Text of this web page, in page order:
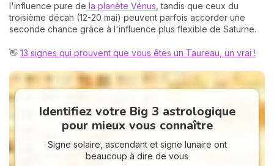
l'influence pure de la planète Vénus , tandis que ceux du
troisième décan (12-20 mai) peuvent parfois accorder une
seconde chance grâce à l'influence plus flexible de Saturne.
👋 13 signes qui prouvent que vous êtes un Taureau, un vrai !
Identifiez votre Big 3 astrologique
pour mieux vous connaître
Signe solaire, ascendant et signe lunaire ont
beaucoup à dire de vous